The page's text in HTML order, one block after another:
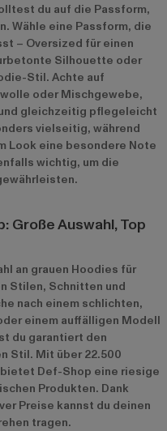
du auf die Passform,
Wähle eine Passform, die
– Oversized für einen
Silhouette oder
Stil. Achte auf
oder Mischgewebe,
gleichzeitig pflegeleicht
vielseitig, während
Look eine besondere Note
wichtig, um die
Große Auswahl, Top
an grauen Hoodies für
Stilen, Schnitten und
nach einem schlichten,
einem auffälligen Modell
du garantiert den
Stil. Mit über 22.500
Def-Shop eine riesige
Produkten. Dank
Preise kannst du deinen
tragen.